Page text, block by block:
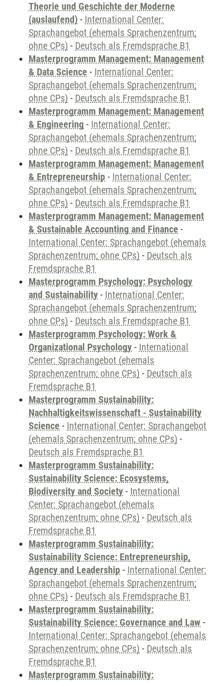
Theorie und Geschichte der Moderne
(auslaufend) - International Center:
Sprachangebot (ehemals Sprachenzentrum;
ohne CPs) - Deutsch als Fremdsprache B1
Masterprogramm Management: Management
& Data Science - International Center:
Sprachangebot (ehemals Sprachenzentrum;
ohne CPs) - Deutsch als Fremdsprache B1
Masterprogramm Management: Management
& Engineering - International Center:
Sprachangebot (ehemals Sprachenzentrum;
ohne CPs) - Deutsch als Fremdsprache B1
Masterprogramm Management: Management
& Entrepreneurship - International Center:
Sprachangebot (ehemals Sprachenzentrum;
ohne CPs) - Deutsch als Fremdsprache B1
Masterprogramm Management: Management
& Sustainable Accounting and Finance -
International Center: Sprachangebot (ehemals
Sprachenzentrum; ohne CPs) - Deutsch als
Fremdsprache B1
Masterprogramm Psychology: Psychology
and Sustainability - International Center:
Sprachangebot (ehemals Sprachenzentrum;
ohne CPs) - Deutsch als Fremdsprache B1
Masterprogramm Psychology: Work &
Organizational Psychology - International
Center: Sprachangebot (ehemals
Sprachenzentrum; ohne CPs) - Deutsch als
Fremdsprache B1
Masterprogramm Sustainability:
Nachhaltigkeitswissenschaft - Sustainability
Science - International Center: Sprachangebot
(ehemals Sprachenzentrum; ohne CPs) -
Deutsch als Fremdsprache B1
Masterprogramm Sustainability:
Sustainability Science: Ecosystems,
Biodiversity and Society - International
Center: Sprachangebot (ehemals
Sprachenzentrum; ohne CPs) - Deutsch als
Fremdsprache B1
Masterprogramm Sustainability:
Sustainability Science: Entrepreneurship,
Agency and Leadership - International Center:
Sprachangebot (ehemals Sprachenzentrum;
ohne CPs) - Deutsch als Fremdsprache B1
Masterprogramm Sustainability:
Sustainability Science: Governance and Law -
International Center: Sprachangebot (ehemals
Sprachenzentrum; ohne CPs) - Deutsch als
Fremdsprache B1
Masterprogramm Sustainability: